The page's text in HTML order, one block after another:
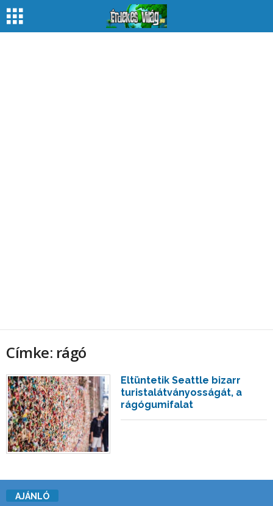
Címke: rágó
Eltüntetik Seattle bizarr
turistalátványosságát, a
rágógumifalat
AJÁNLÓ